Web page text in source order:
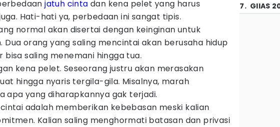
jatuh cinta dan kena pelet yang harus
Hati-hati ya, perbedaan ini sangat tipis.
normal akan disertai dengan keinginan untuk
Dua orang yang saling mencintai akan berusaha hidup
bisa saling menemani hingga tua.
kena pelet. Seseorang justru akan merasakan
hingga nyaris tergila-gila. Misalnya, marah
apa yang diharapkannya gak terjadi.
adalah memberikan kebebasan meski kalian
Kalian saling menghormati batasan dan privasi
7. GIIAS